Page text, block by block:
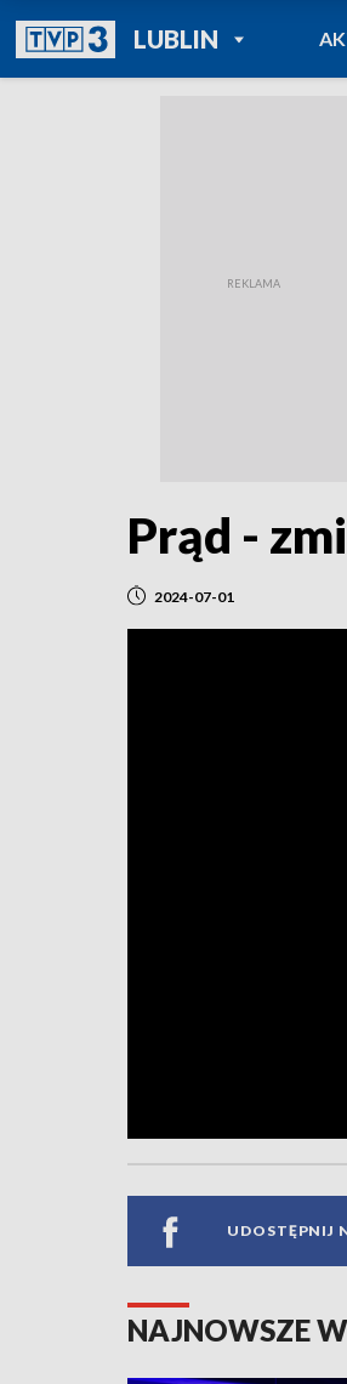
LUBLINPOWRÓT DO
TVP REGIONY
Prąd -
2024-07-01
UDOSTĘPNIJ
NAJNOWSZE